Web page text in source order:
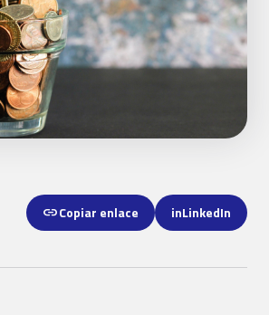
linkCopiar enlace inLinkedIn